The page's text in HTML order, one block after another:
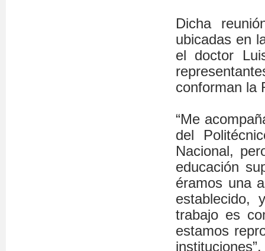
Dicha
ubicadas en
el doctor
conforman la
“Me
del
Nacional,
educación
éramos una
establecido,
trabajo es
estamos